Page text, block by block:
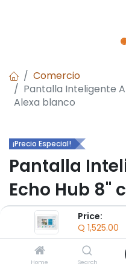
Price:
Q 1,525.00
Home Search
Comercio
Pantalla Inteligente
Alexa blanco
¡Precio Especial!
Pantalla
Echo Hub 8"
blanco
- AmazonEcho Hub 8”
- Pantalla 1280×800 8”
- Bocinas estéreo dual